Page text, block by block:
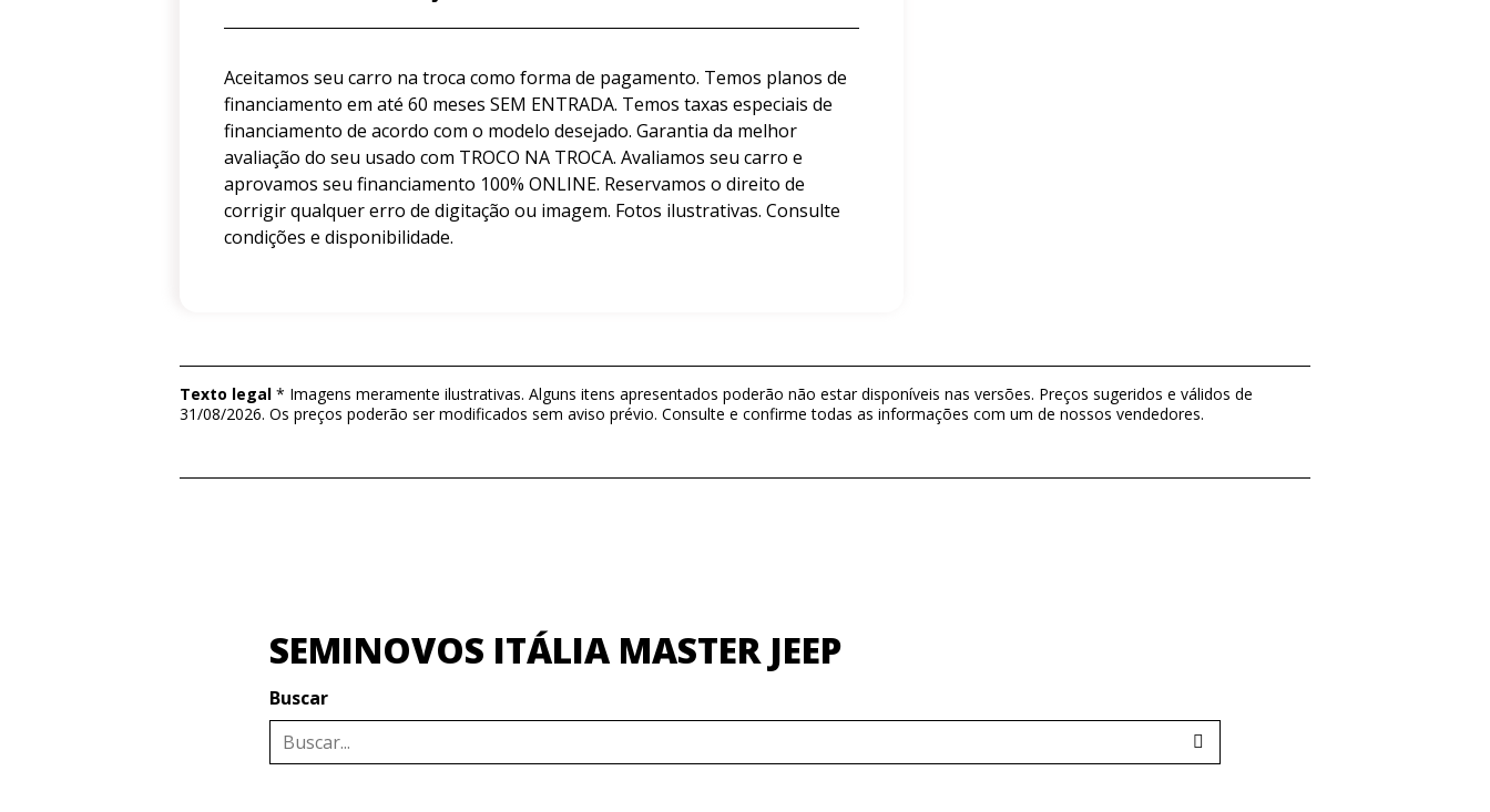
Aceitamos seu carro na troca como forma de pagamento. Temos planos de
financiamento em até 60 meses SEM ENTRADA. Temos taxas especiais de
financiamento de acordo com o modelo desejado. Garantia da melhor
avaliação do seu usado com TROCO NA TROCA. Avaliamos seu carro e
aprovamos seu financiamento 100% ONLINE. Reservamos o direito de
corrigir qualquer erro de digitação ou imagem. Fotos ilustrativas. Consulte
condições e disponibilidade.
Texto legal * Imagens meramente ilustrativas. Alguns itens apresentados poderão não estar disponíveis nas versões. Preços sugeridos e válidos de
31/08/2026. Os preços poderão ser modificados sem aviso prévio. Consulte e confirme todas as informações com um de nossos vendedores.
SEMINOVOS ITÁLIA MASTER JEEP
Buscar